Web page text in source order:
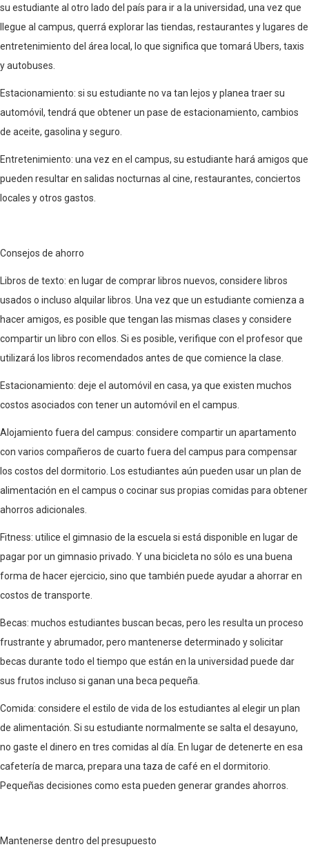
su estudiante al otro lado del país para ir a la universidad, una vez que
llegue al campus, querrá explorar las tiendas, restaurantes y lugares de
entretenimiento del área local, lo que significa que tomará Ubers, taxis
y autobuses.
Estacionamiento: si su estudiante no va tan lejos y planea traer su
automóvil, tendrá que obtener un pase de estacionamiento, cambios
de aceite, gasolina y seguro.
Entretenimiento: una vez en el campus, su estudiante hará amigos que
pueden resultar en salidas nocturnas al cine, restaurantes, conciertos
locales y otros gastos.
Consejos de ahorro
Libros de texto: en lugar de comprar libros nuevos, considere libros
usados o incluso alquilar libros. Una vez que un estudiante comienza a
hacer amigos, es posible que tengan las mismas clases y considere
compartir un libro con ellos. Si es posible, verifique con el profesor que
utilizará los libros recomendados antes de que comience la clase.
Estacionamiento: deje el automóvil en casa, ya que existen muchos
costos asociados con tener un automóvil en el campus.
Alojamiento fuera del campus: considere compartir un apartamento
con varios compañeros de cuarto fuera del campus para compensar
los costos del dormitorio. Los estudiantes aún pueden usar un plan de
alimentación en el campus o cocinar sus propias comidas para obtener
ahorros adicionales.
Fitness: utilice el gimnasio de la escuela si está disponible en lugar de
pagar por un gimnasio privado. Y una bicicleta no sólo es una buena
forma de hacer ejercicio, sino que también puede ayudar a ahorrar en
costos de transporte.
Becas: muchos estudiantes buscan becas, pero les resulta un proceso
frustrante y abrumador, pero mantenerse determinado y solicitar
becas durante todo el tiempo que están en la universidad puede dar
sus frutos incluso si ganan una beca pequeña.
Comida: considere el estilo de vida de los estudiantes al elegir un plan
de alimentación. Si su estudiante normalmente se salta el desayuno,
no gaste el dinero en tres comidas al día. En lugar de detenerte en esa
cafetería de marca, prepara una taza de café en el dormitorio.
Pequeñas decisiones como esta pueden generar grandes ahorros.
Mantenerse dentro del presupuesto